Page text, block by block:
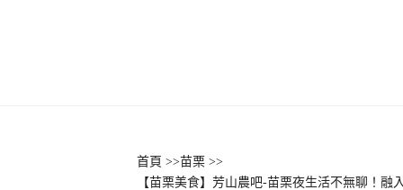
首頁 >>苗栗 >>
【苗栗美食】芳山農吧-苗栗夜生活不無聊！